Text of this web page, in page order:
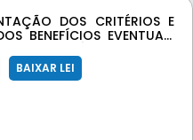
DOS CRITÉRIOS E
BENEFÍCIOS EVENTUAIS
BAIXAR LEI